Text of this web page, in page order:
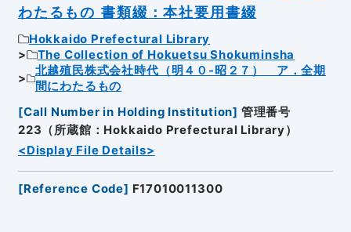
わたるもの 書類綴：本社要用書綴
Hokkaido Prefectural Library
The Collection of Hokuetsu Shokuminsha
北越殖民株式会社時代（明４０‐昭２７） ア．全期
間にわたるもの
[Call Number in Holding Institution] 管理番号
223（所蔵館：Hokkaido Prefectural Library）
<Display File Details>
[Reference Code] F17010011300